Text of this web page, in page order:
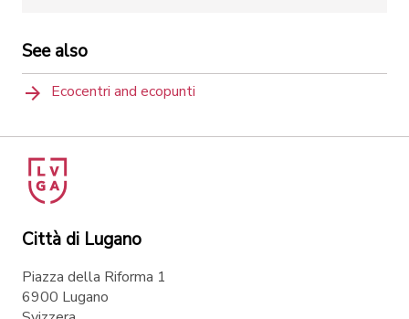
See also
Ecocentri and ecopunti
Città di Lugano
Piazza della Riforma 1
6900 Lugano